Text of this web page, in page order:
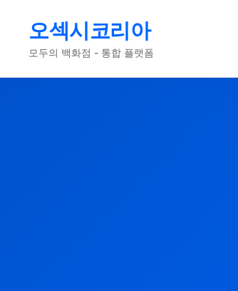
오섹시코리아
모두의 백화점 - 통합 플랫폼